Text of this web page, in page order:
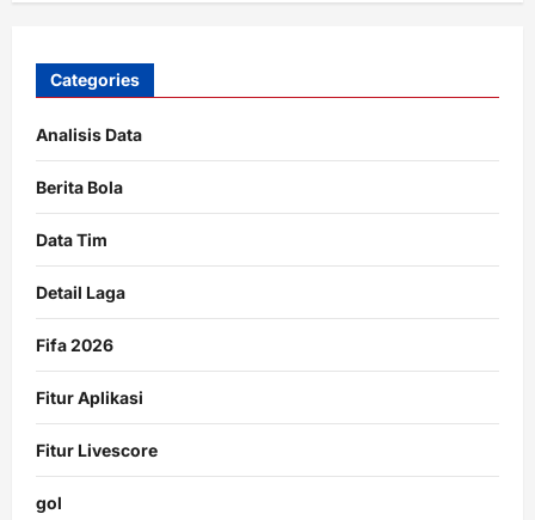
Categories
Analisis Data
Berita Bola
Data Tim
Detail Laga
Fifa 2026
Fitur Aplikasi
Fitur Livescore
gol